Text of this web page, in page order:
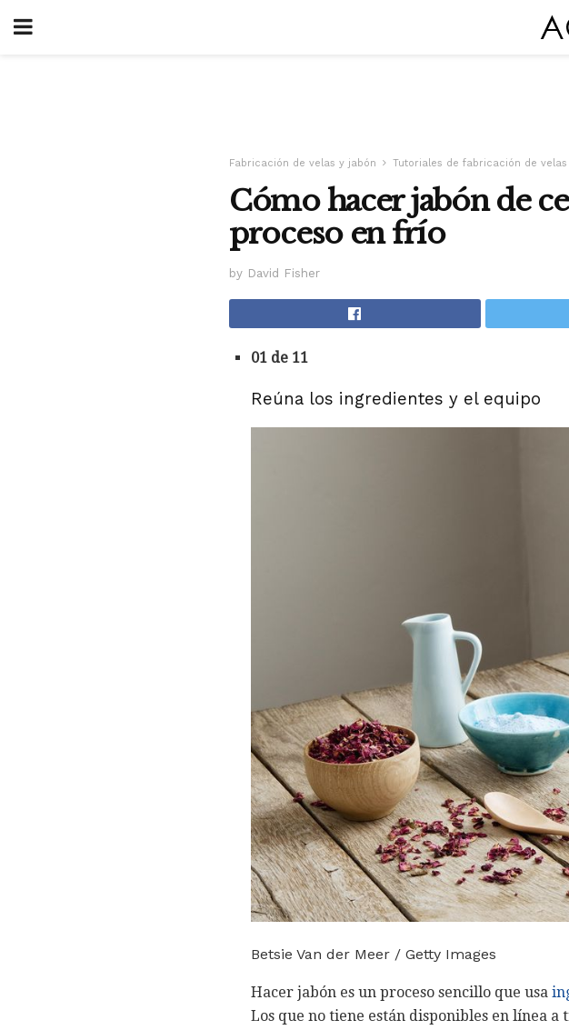
Fabricación de velas y jabón Tutoriales de fabricación de velas
Cómo hacer jabón de
proceso en frío
by David Fisher
01 de 11
Reúna los ingredientes y el equipo
Betsie Van der Meer / Getty Images
Hacer jabón es un proceso sencillo que usa
Los que no tiene están disponibles en línea